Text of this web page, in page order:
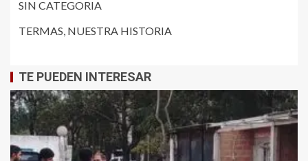
SIN CATEGORIA
TERMAS, NUESTRA HISTORIA
TE PUEDEN INTERESAR